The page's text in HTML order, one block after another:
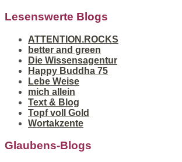
Lesenswerte Blogs
ATTENTION.ROCKS
better and green
Die Wissensagentur
Happy Buddha 75
Lebe Weise
mich allein
Text & Blog
Topf voll Gold
Wortakzente
Glaubens-Blogs